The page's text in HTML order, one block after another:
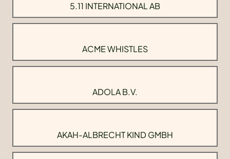
5.11 INTERNATIONAL AB
ACME WHISTLES
ADOLA B.V.
AKAH-ALBRECHT KIND GMBH